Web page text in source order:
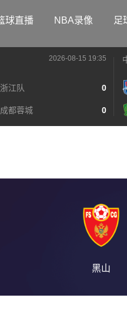
球直播 NBA录像 足
2026-08-15 19:35
浙江队 0
成都蓉城 0
黑山